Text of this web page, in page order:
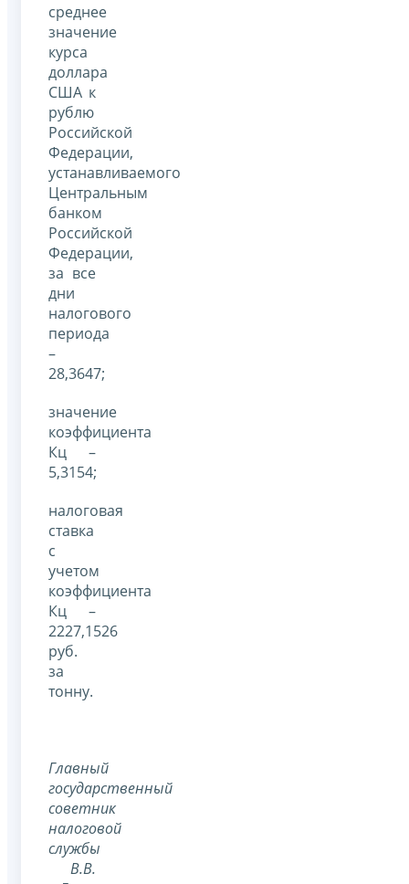
среднее
значение
курса
доллара
США к
рублю
Российской
Федерации,
устанавливаемого
Центральным
банком
Российской
Федерации,
за все
дни
налогового
периода
–
28,3647;
значение
коэффициента
Кц –
5,3154;
налоговая
ставка
с
учетом
коэффициента
Кц –
2227,1526
руб.
за
тонну.
Главный
государственный
советник
налоговой
службы
В.В.